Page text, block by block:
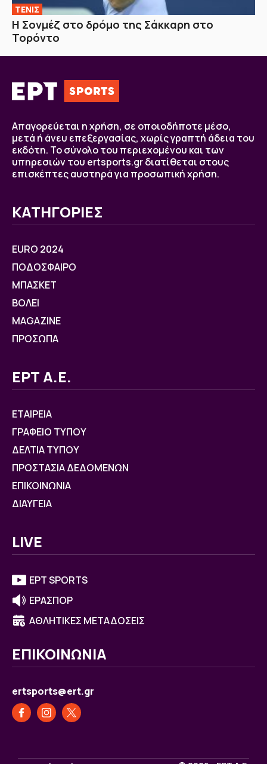
ΤΕΝΙΣ
Η Σονμέζ στο δρόμο της Σάκκαρη στο
Τορόντο
Απαγορεύεται η χρήση, σε οποιοδήποτε μέσο,
μετά ή άνευ επεξεργασίας, χωρίς γραπτή άδεια του
εκδότη. Το σύνολο του περιεχομένου και των
υπηρεσιών του ertsports.gr διατίθεται στους
επισκέπτες αυστηρά για προσωπική χρήση.
ΚΑΤΗΓΟΡΙΕΣ
EURO 2024
ΠΟΔΟΣΦΑΙΡΟ
ΜΠΑΣΚΕΤ
ΒOΛΕΙ
MAGAZINE
ΠΡΟΣΩΠΑ
ΕΡΤ Α.Ε.
ΕΤΑΙΡΕΙΑ
ΓΡΑΦΕΙΟ ΤΥΠΟΥ
ΔΕΛΤΙΑ ΤΥΠΟΥ
ΠΡΟΣΤΑΣΙΑ ΔΕΔΟΜΕΝΩΝ
ΕΠΙΚΟΙΝΩΝΙΑ
ΔΙΑΥΓΕΙΑ
LIVE
ΕΡΤ SPORTS
ΕΡΑΣΠΟΡ
ΑΘΛΗΤΙΚΕΣ ΜΕΤΑΔΟΣΕΙΣ
ΕΠΙΚΟΙΝΩΝΙΑ
ertsports@ert.gr